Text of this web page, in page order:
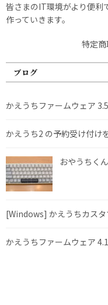
皆さまのIT環境がより便利
作っていきます。
特定
ブログ
かえうちファームウェア
かえうち2 の予約受け付け
おやうちく
[Windows] かえうちカスタ
かえうちファームウェア